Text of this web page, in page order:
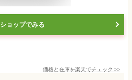
ショップでみる
価格と在庫を楽天でチェック >>